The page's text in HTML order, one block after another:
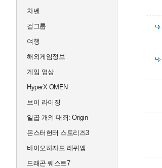
차벤
걸그룹
여행
해외게임정보
게임 영상
HyperX OMEN
브이 라이징
일곱 개의 대죄: Origin
몬스터헌터 스토리즈3
바이오하자드 레퀴엠
드래곤 퀘스트7